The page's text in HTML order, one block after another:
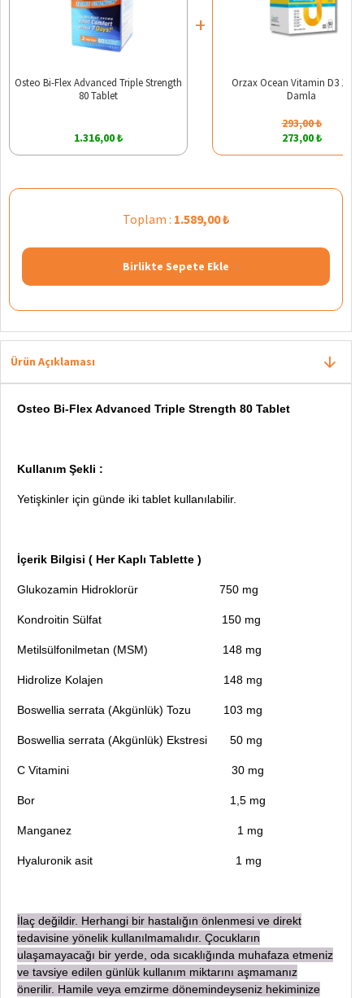
Osteo Bi-Flex Advanced Triple Strength
80 Tablet
1.316,00 ₺
+
Orzax Ocean Vitamin D3 1000
Damla
293,00 ₺
273,00 ₺
Toplam : 1.589,00 ₺
Birlikte Sepete Ekle
Ürün Açıklaması
Osteo Bi-Flex Advanced Triple Strength 80 Tablet
Kullanım Şekli :
Yetişkinler için günde iki tablet kullanılabilir.
İçerik Bilgisi ( Her Kaplı Tablette )
Glukozamin Hidroklorür 750 mg
Kondroitin Sülfat 150 mg
Metilsülfonilmetan (MSM) 148 mg
Hidrolize Kolajen 148 mg
Boswellia serrata (Akgünlük) Tozu 103 mg
Boswellia serrata (Akgünlük) Ekstresi 50 mg
C Vitamini 30 mg
Bor 1,5 mg
Manganez 1 mg
Hyaluronik asit 1 mg
İlaç değildir. Herhangi bir hastalığın önlenmesi ve direkt
tedavisine yönelik kullanılmamalıdır. Çocukların
ulaşamayacağı bir yerde, oda sıcaklığında muhafaza etmeniz
ve tavsiye edilen günlük kullanım miktarını aşmamanız
önerilir. Hamile veya emzirme dönemindeyseniz hekiminize